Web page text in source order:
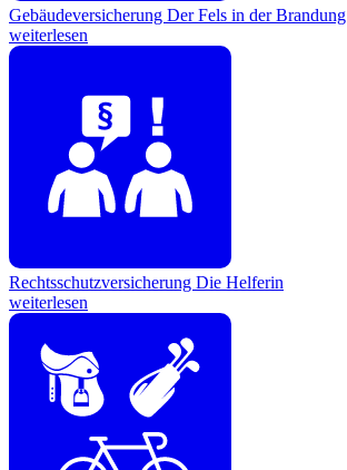
Gebäudeversicherung Der Fels in der Brandung
weiterlesen
Rechtsschutzversicherung Die Helferin
weiterlesen